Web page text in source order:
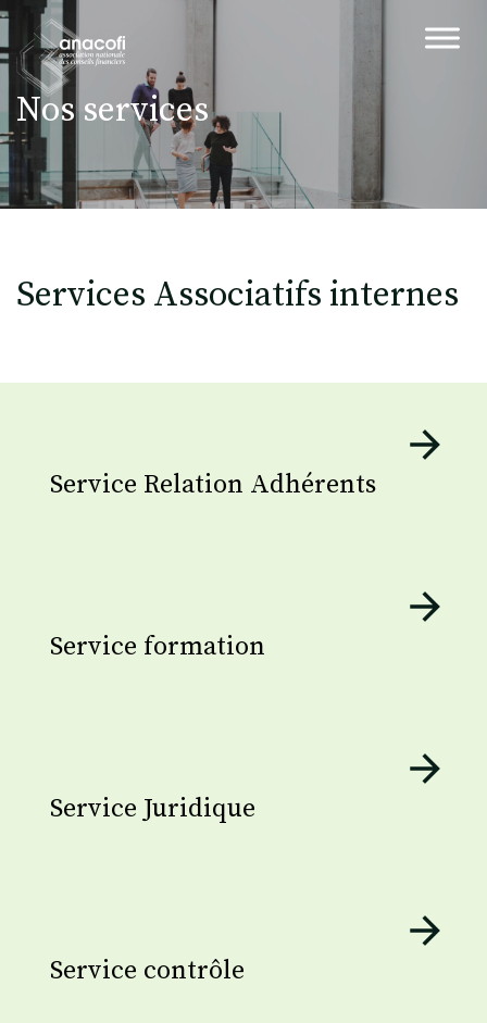
Nos services
Services Associatifs internes
Service Relation Adhérents
Service formation
Service Juridique
Service contrôle